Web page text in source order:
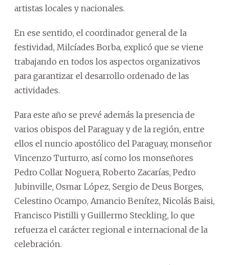
artistas locales y nacionales.
En ese sentido, el coordinador general de la
festividad, Milcíades Borba, explicó que se viene
trabajando en todos los aspectos organizativos
para garantizar el desarrollo ordenado de las
actividades.
Para este año se prevé además la presencia de
varios obispos del Paraguay y de la región, entre
ellos el nuncio apostólico del Paraguay, monseñor
Vincenzo Turturro, así como los monseñores
Pedro Collar Noguera, Roberto Zacarías, Pedro
Jubinville, Osmar López, Sergio de Deus Borges,
Celestino Ocampo, Amancio Benítez, Nicolás Baisi,
Francisco Pistilli y Guillermo Steckling, lo que
refuerza el carácter regional e internacional de la
celebración.